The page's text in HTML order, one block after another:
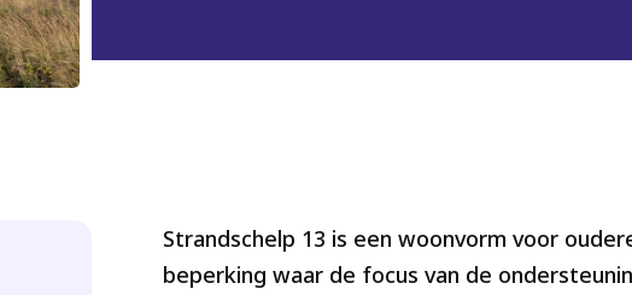
Strandschelp 13 is een woonvorm voor
beperking waar de focus van de